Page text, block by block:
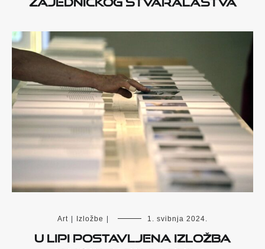
Art Izložbe 1. svibnja 2024.
U Lipi postavljena izložba